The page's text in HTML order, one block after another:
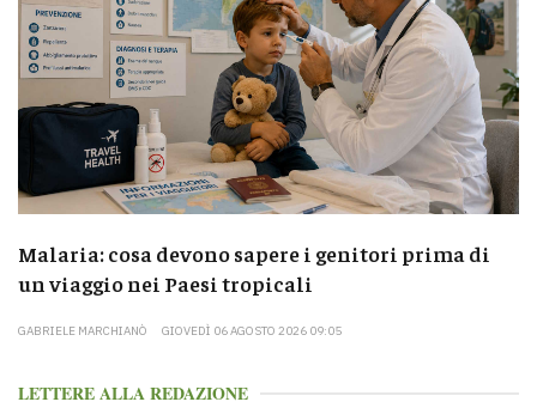
Malaria: cosa devono sapere i genitori prima di
un viaggio nei Paesi tropicali
GABRIELE MARCHIANÒ GIOVEDÌ 06 AGOSTO 2026 09:05
LETTERE ALLA REDAZIONE